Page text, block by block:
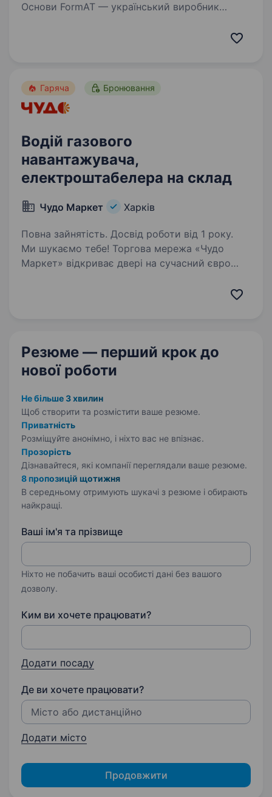
Основи FormAT — український виробник
порошкове фарбування…
Гаряча Бронювання
Водій газового
навантажувача,
електроштабелера на склад
Чудо Маркет Харків
Повна зайнятість. Досвід роботи від 1 року.
Ми шукаємо тебе! Торгова мережа «Чудо
Маркет» відкриває двері на сучасний євро
Резюме — перший крок до
нової роботи
Не більше 3 хвилин
Щоб створити та розмістити ваше резюме.
Приватність
Розміщуйте анонімно, і ніхто вас не впізнає.
Прозорість
Дізнавайтеся, які компанії переглядали ваше резюме.
8 пропозицій щотижня
В середньому отримують шукачі з резюме і обирають
найкращі.
Ваші ім'я та прізвище
Ніхто не побачить ваші особисті дані без вашого
дозволу.
Ким ви хочете працювати?
Додати посаду
Де ви хочете працювати?
Додати місто
Продовжити